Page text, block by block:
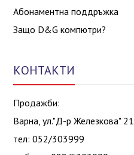
Абонаментна поддръжка
Защо D&G компютри?
КОНТАКТИ
Продажби:
Варна, ул."Д-р Железкова" 21
тел: 052/303999